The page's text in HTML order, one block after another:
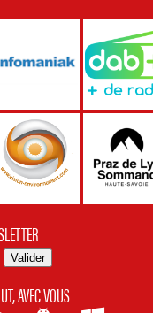
AVEC VOUS